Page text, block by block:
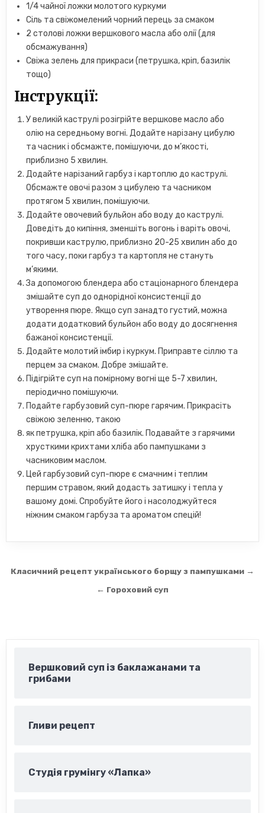
1/4 чайної ложки молотого куркуми
Сіль та свіжомелений чорний перець за смаком
2 столові ложки вершкового масла або олії (для
обсмажування)
Свіжа зелень для прикраси (петрушка, кріп, базилік
тощо)
Інструкції:
У великій каструлі розігрійте вершкове масло або
олію на середньому вогні. Додайте нарізану цибулю
та часник і обсмажте, помішуючи, до м’якості,
приблизно 5 хвилин.
Додайте нарізаний гарбуз і картоплю до каструлі.
Обсмажте овочі разом з цибулею та часником
протягом 5 хвилин, помішуючи.
Додайте овочевий бульйон або воду до каструлі.
Доведіть до кипіння, зменшіть вогонь і варіть овочі,
покривши каструлю, приблизно 20-25 хвилин або до
того часу, поки гарбуз та картопля не стануть
м’якими.
За допомогою блендера або стаціонарного блендера
змішайте суп до однорідної консистенції до
утворення пюре. Якщо суп занадто густий, можна
додати додатковий бульйон або воду до досягнення
бажаної консистенції.
Додайте молотий імбир і куркум. Приправте сіллю та
перцем за смаком. Добре змішайте.
Підігрійте суп на помірному вогні ще 5-7 хвилин,
періодично помішуючи.
Подайте гарбузовий суп-пюре гарячим. Прикрасіть
свіжою зеленню, такою
як петрушка, кріп або базилік. Подавайте з гарячими
хрусткими крихтами хліба або пампушками з
часниковим маслом.
Цей гарбузовий суп-пюре є смачним і теплим
першим стравом, який додасть затишку і тепла у
вашому домі. Спробуйте його і насолоджуйтеся
ніжним смаком гарбуза та ароматом спецій!
Навігація
Класичний рецепт українського борщу з пампушками →
← Гороховий суп
Вершковий суп із баклажанами та
грибами
Гливи рецепт
Студія грумінгу «Лапка»